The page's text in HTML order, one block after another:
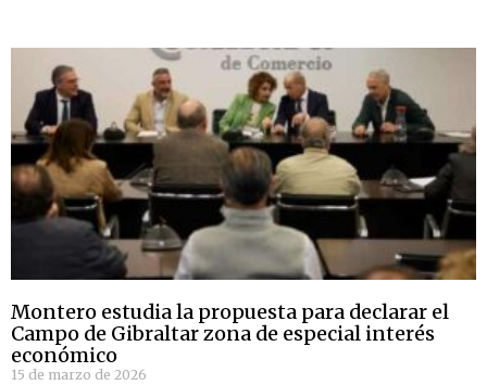
Montero estudia la propuesta para declarar el
Campo de Gibraltar zona de especial interés
económico
15 de marzo de 2026